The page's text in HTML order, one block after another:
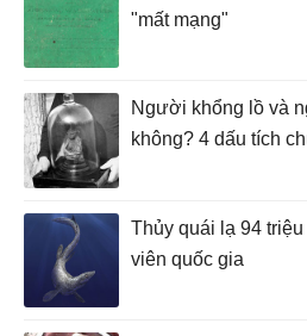
"mất mạng"
Người khổng lồ và
không? 4 dấu tích
Thủy quái lạ 94
viên quốc gia